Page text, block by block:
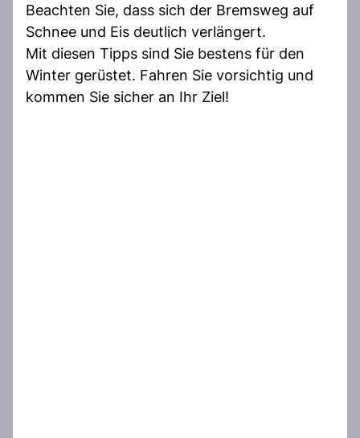
Beachten Sie, dass sich der Bremsweg auf
Schnee und Eis deutlich verlängert.
Mit diesen Tipps sind Sie bestens für den
Winter gerüstet. Fahren Sie vorsichtig und
kommen Sie sicher an Ihr Ziel!